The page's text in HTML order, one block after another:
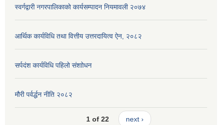
स्वर्गद्वारी नगरपालिकाको कार्यसम्पादन नियमावली २०७४
आर्थिक कार्यविधि तथा वित्तीय उत्तरदायित्व ऐन, २०८२
सर्पदंश कार्यविधि पहिलो संशाोधन
मौरी पर्वर्द्धन नीति २०८२
1 of 22 next ›